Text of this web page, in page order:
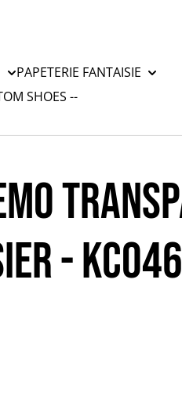
PAPETERIE FANTAISIE
SHOES --
- KC046